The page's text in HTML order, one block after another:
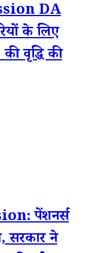
DA
के लिए
वृद्धि की
पेंशनर्स
सरकार ने